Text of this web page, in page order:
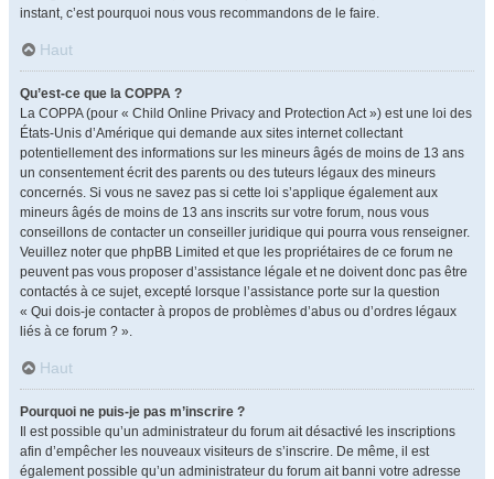
instant, c’est pourquoi nous vous recommandons de le faire.
Haut
Qu’est-ce que la COPPA ?
La COPPA (pour « Child Online Privacy and Protection Act ») est une loi des
États-Unis d’Amérique qui demande aux sites internet collectant
potentiellement des informations sur les mineurs âgés de moins de 13 ans
un consentement écrit des parents ou des tuteurs légaux des mineurs
concernés. Si vous ne savez pas si cette loi s’applique également aux
mineurs âgés de moins de 13 ans inscrits sur votre forum, nous vous
conseillons de contacter un conseiller juridique qui pourra vous renseigner.
Veuillez noter que phpBB Limited et que les propriétaires de ce forum ne
peuvent pas vous proposer d’assistance légale et ne doivent donc pas être
contactés à ce sujet, excepté lorsque l’assistance porte sur la question
« Qui dois-je contacter à propos de problèmes d’abus ou d’ordres légaux
liés à ce forum ? ».
Haut
Pourquoi ne puis-je pas m’inscrire ?
Il est possible qu’un administrateur du forum ait désactivé les inscriptions
afin d’empêcher les nouveaux visiteurs de s’inscrire. De même, il est
également possible qu’un administrateur du forum ait banni votre adresse